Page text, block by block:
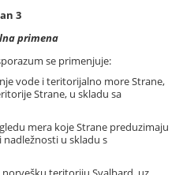
3
primena
se primenjuje:
vode i teritorijalno more Strane,
Strane, u skladu sa
mera koje Strane preduzimaju
u skladu s